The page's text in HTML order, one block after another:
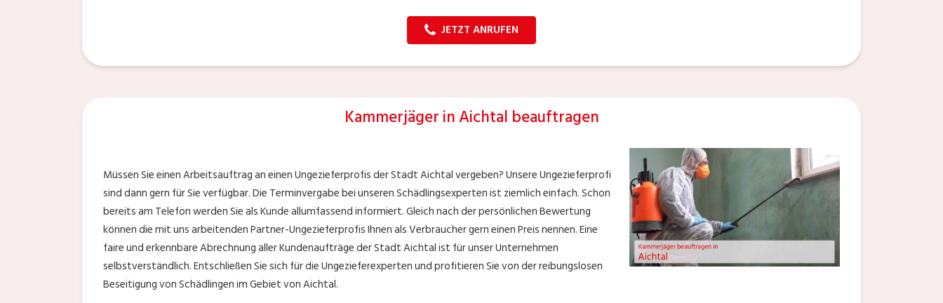
JETZT ANRUFEN
Kammerjäger in Aichtal beauftragen
Müssen Sie einen Arbeitsauftrag an einen Ungezieferprofis der Stadt Aichtal vergeben? Unsere Ungezieferprofi
sind dann gern für Sie verfügbar. Die Terminvergabe bei unseren Schädlingsexperten ist ziemlich einfach. Schon
bereits am Telefon werden Sie als Kunde allumfassend informiert. Gleich nach der persönlichen Bewertung
können die mit uns arbeitenden Partner-Ungezieferprofis Ihnen als Verbraucher gern einen Preis nennen. Eine
faire und erkennbare Abrechnung aller Kundenaufträge der Stadt Aichtal ist für unser Unternehmen
selbstverständlich. Entschließen Sie sich für die Ungezieferexperten und profitieren Sie von der reibungslosen
Beseitigung von Schädlingen im Gebiet von Aichtal.